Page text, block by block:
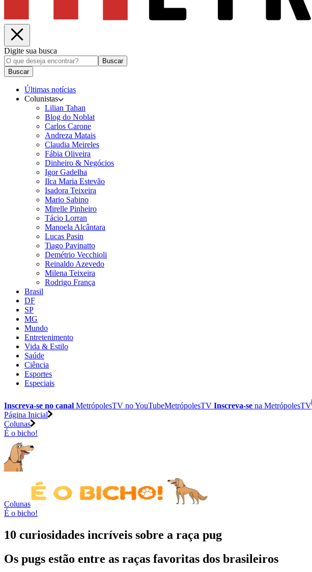
Digite sua busca
Buscar
Buscar
Últimas notícias
Colunistas
Lilian Tahan
Blog do Noblat
Carlos Carone
Andreza Matais
Claudia Meireles
Fábia Oliveira
Dinheiro & Negócios
Igor Gadelha
Ilca Maria Estevão
Isadora Teixeira
Mario Sabino
Mirelle Pinheiro
Tácio Lorran
Manoela Alcântara
Lucas Pasin
Tiago Pavinatto
Demétrio Vecchioli
Reinaldo Azevedo
Milena Teixeira
Rodrigo França
Brasil
DF
SP
MG
Mundo
Entretenimento
Vida & Estilo
Saúde
Ciência
Esportes
Especiais
Inscreva-se no canal MetrópolesTV noYouTubeMetrópolesTV Inscreva-se na MetrópolesTV
Página Inicial
Colunas
É o bicho!
Colunas
É o bicho!
10 curiosidades incríveis sobre a raça pug
Os pugs estão entre as raças favoritas dos brasileiros